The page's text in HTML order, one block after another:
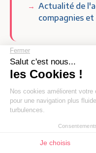
Actualité de
compagnies et